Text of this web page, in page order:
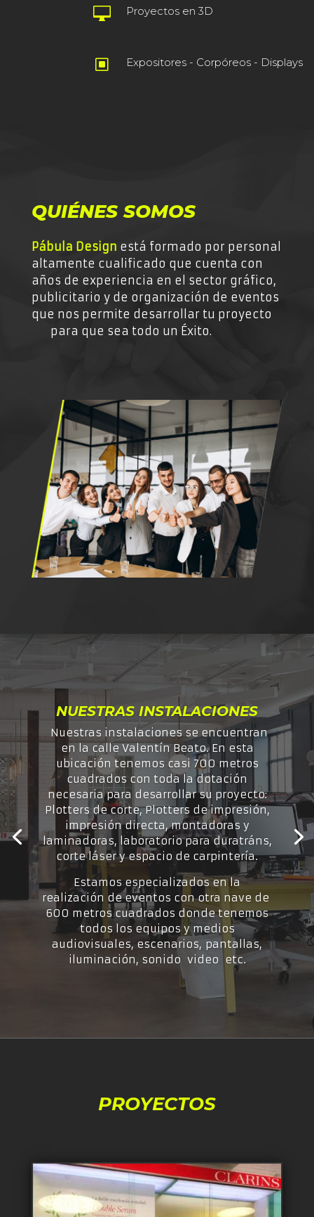
 Proyectos en 3D
W Expositores - Corpóreos - Displays
QUIÉNES SOMOS
Pábula Design está formado por personal
altamente cualificado que cuenta con
años de experiencia en el sector gráfico,
publicitario y de organización de eventos
que nos permite desarrollar tu proyecto
para que sea todo un Éxito.
NUESTRAS INSTALACIONES
Nuestras instalaciones se encuentran
en la calle Valentín Beato. En esta
ubicación tenemos casi 700 metros
cuadrados con toda la dotación
necesaria para desarrollar su proyecto:
Plotters de corte, Plotters de impresión,
impresión directa, montadoras y
laminadoras, laboratorio para duratráns,
corte láser y espacio de carpintería.
Estamos especializados en la
realización de eventos con otra nave de
600 metros cuadrados donde tenemos
todos los equipos y medios
audiovisuales, escenarios, pantallas,
iluminación, sonido video etc.
PROYECTOS